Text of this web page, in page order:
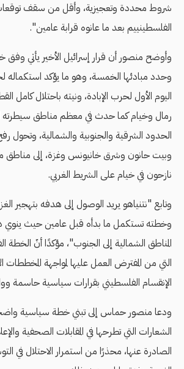
شروط محددة وتعجيزية، وأقل من سقف
الفلسطينييم بعد ما عانوه قرابة عامين".
وأوضح منصور أن قرار إسرائيل الأخير يأتي
وحدد مبادئها الخمسة، وهو ما يؤكد استكماله
اليوم الأول لحرب الإبادة، ونيته باحتلال كامل
رمال وخيام كما حدث في معظم مناطق
الحدود الشرقية والجنوبية والشمالية، وتحول
وبيت حانون وشرق خانيونس وغزة، إلى مناطق
نازحون في خيام على الشريط الغربي.
وتابع "نتنياهو يريد الوصول إلى هدفه بتهجير
وخطته تستكمل ما بدأه قبل عامين حيث ينوي
المناطق الشمالية إلى الجنوب"، مؤكدًا أنّ الخطة
التي من المفترض العمل عليها لمواجهة المخططات
الإنقسام الفلسطيني بقرارات سياسية حاسمة
ودعا منصور حماس إلى تبني خطة سياسية
الشعارات التي تطرحها في المقابلات الصحفية
الصادرة عنها، محذرًا من استمرار الاحتلال في